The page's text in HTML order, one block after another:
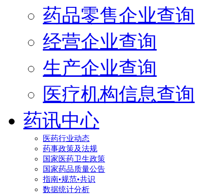
药品零售企业查询
经营企业查询
生产企业查询
医疗机构信息查询
药讯中心
医药行业动态
药事政策及法规
国家医药卫生政策
国家药品质量公告
指南•规范•共识
数据统计分析